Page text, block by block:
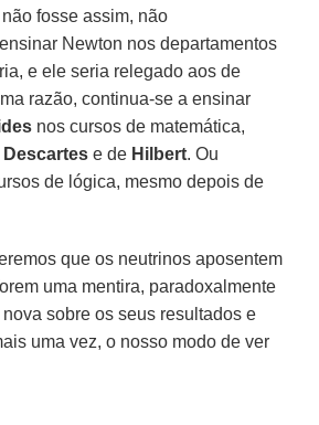
fosse assim, não
Newton nos departamentos
e ele seria relegado aos de
razão, continua-se a ensinar
nos cursos de matemática,
Descartes e de Hilbert. Ou
de lógica, mesmo depois de
que os neutrinos aposentem
uma mentira, paradoxalmente
sobre os seus resultados e
uma vez, o nosso modo de ver